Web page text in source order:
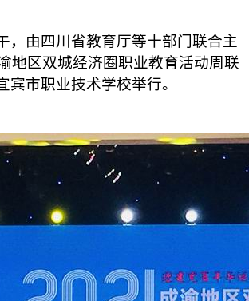
由四川省教育厅等十部门联合主
地区双城经济圈职业教育活动周联
宾市职业技术学校举行。